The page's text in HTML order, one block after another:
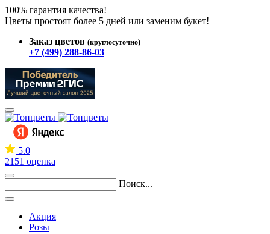
100% гарантия качества!
Цветы простоят более 5 дней или заменим букет!
Заказ цветов (круглосуточно)
+7 (499) 288-86-03
5.0
2151 оценка
Поиск...
Акция
Розы